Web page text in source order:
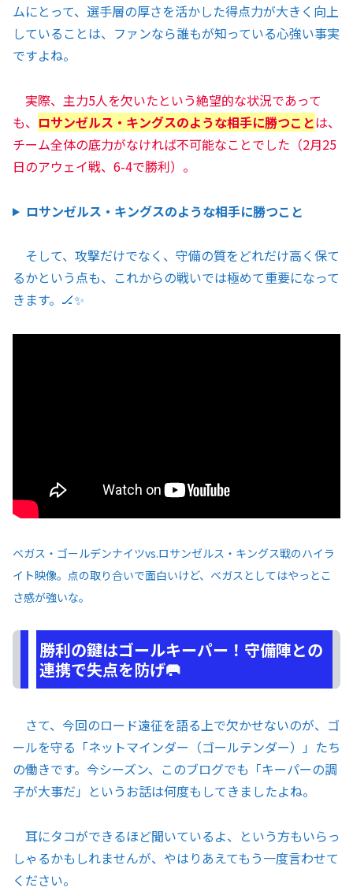
ムにとって、選手層の厚さを活かした得点力が大きく向上
していることは、ファンなら誰もが知っている心強い事実
ですよね。
実際、主力5人を欠いたという絶望的な状況であって
も、 ロサンゼルス・キングスのような相手に勝つことは、
チーム全体の底力がなければ不可能なことでした（2月25
日のアウェイ戦、6-4で勝利）。
ロサンゼルス・キングスのような相手に勝つこと
そして、攻撃だけでなく、守備の質をどれだけ高く保て
るかという点も、これからの戦いでは極めて重要になって
きます。🏒✨
ベガス・ゴールデンナイツvs.ロサンゼルス・キングス戦のハイラ
イト映像。点の取り合いで面白いけど、ベガスとしてはやっとこ
さ感が強いな。
勝利の鍵はゴールキーパー！守備陣との
連携で失点を防げ🥅
さて、今回のロード遠征を語る上で欠かせないのが、ゴ
ールを守る「ネットマインダー（ゴールテンダー）」たち
の働きです。今シーズン、このブログでも「キーパーの調
子が大事だ」というお話は何度もしてきましたよね。
耳にタコができるほど聞いているよ、という方もいらっ
しゃるかもしれませんが、やはりあえてもう一度言わせて
ください。